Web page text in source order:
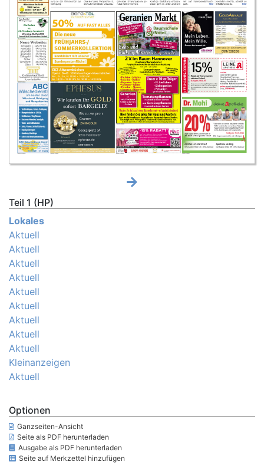
Teil 1 (HP)
Lokales
Aktuell
Aktuell
Aktuell
Aktuell
Aktuell
Aktuell
Aktuell
Aktuell
Aktuell
Kleinanzeigen
Aktuell
Optionen
Ganzseiten-Ansicht
Seite als PDF herunterladen
Ausgabe als PDF herunterladen
Seite auf Merkzettel hinzufügen